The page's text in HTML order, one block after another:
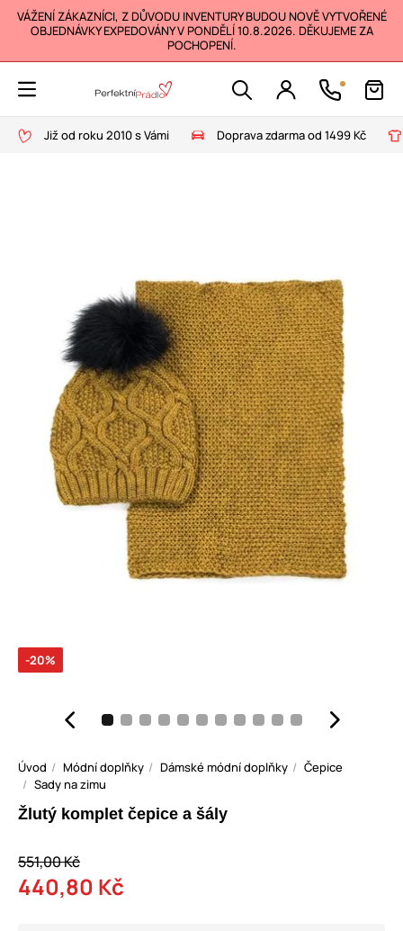
VÁŽENÍ ZÁKAZNÍCI, Z DŮVODU INVENTURY BUDOU NOVĚ VYTVOŘENÉ
OBJEDNÁVKY EXPEDOVÁNY V PONDĚLÍ 10.8.2026. DĚKUJEME ZA
POCHOPENÍ.
Již od roku 2010 s Vámi Doprava zdarma od 1499 Kč
-20%
Úvod Módní doplňky Dámské módní doplňky
Čepice
Sady na zimu
Žlutý komplet čepice a šály
551,00 Kč
440,80 Kč